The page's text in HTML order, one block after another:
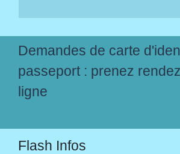
Demandes de carte
passeport : prenez
ligne
Flash Infos